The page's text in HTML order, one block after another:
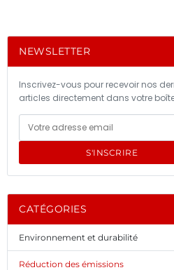
NEWSLETTER
Inscrivez-vous pour recevoir nos
articles directement dans votre
S'INSCRIRE
CATÉGORIES
Environnement et durabilité
Réduction des émissions